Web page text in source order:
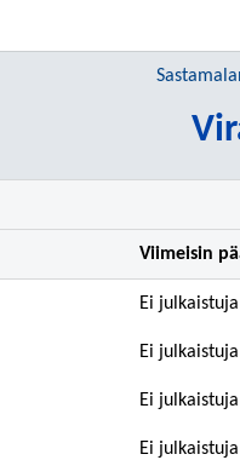
Viimeisin
Ei
Ei
Ei
Ei